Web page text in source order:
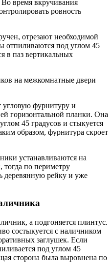
Во время вкручивания
ровность
отрезают необходимой
отпиливаются под углом 45
в паз вертикальных
фурнитуру и
горизонтальной планки. Она
45 градусов и стыкуется
образом, фурнитура скроет
устанавливаются на
тогда по периметру
деревянную рейку и уже
а подгоняется плинтус.
состыкуется с наличником
заглушек. Если
под углом 45
сторона была выровнена по